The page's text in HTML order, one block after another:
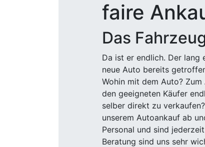
faire
Das
Da ist er endlich. Der lang
neue Auto bereits
Wohin mit dem Auto?
den geeigneten Käufer
selber direkt zu
unserem Autoankauf ab
Personal und sind
Beratung sind uns sehr